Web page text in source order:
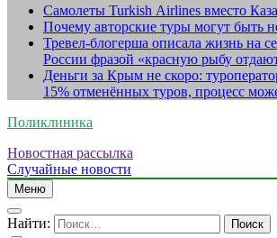
Самолеты Turkish Airlines вместо
Почему авторские туры могут быть
Тревел-блогерша описала жизнь на
России фразой «красную рыбу
Деньги за Крым не скоро:
15% отменённых туров, процесс
Поликлиника
Новостная рассылка
Случайные новости
Меню
Найти: